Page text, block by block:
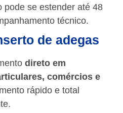
pode se estender até 48
técnico.
de adegas
direto em
comércios e
rápido e total